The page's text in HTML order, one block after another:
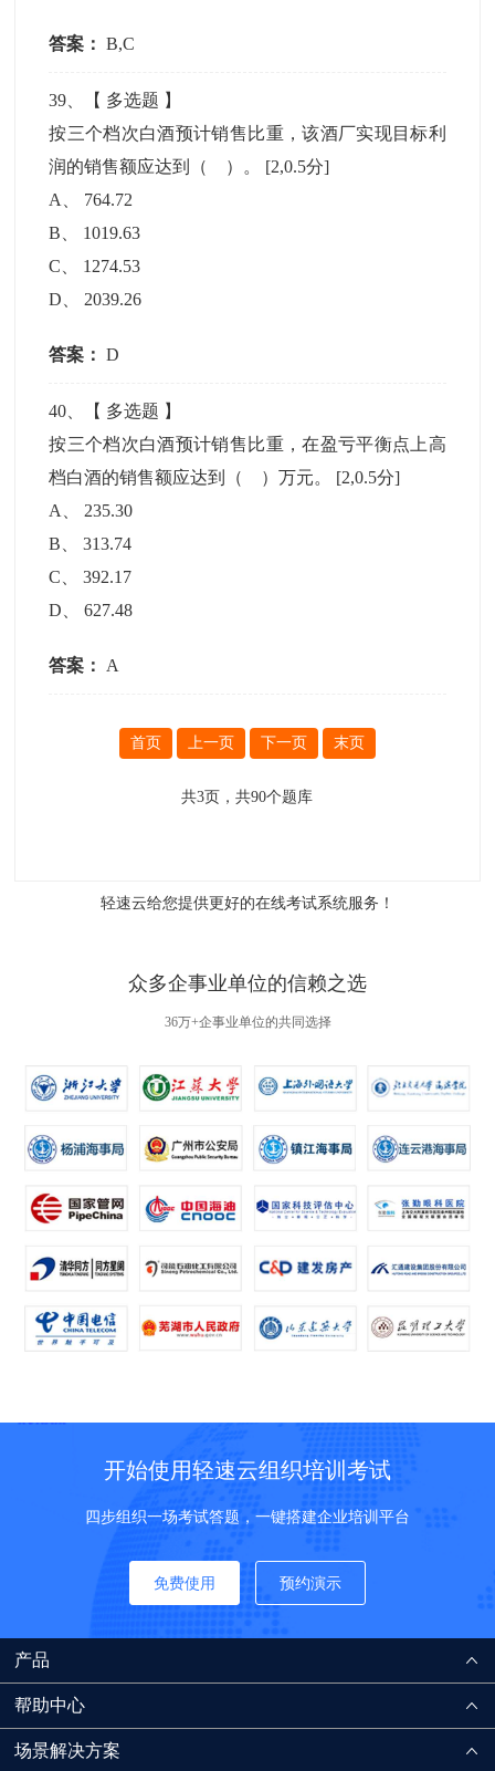
答案： B,C
39 、【 多选题 】
按三个档次白酒预计销售比重，该酒厂实现目标利
润的销售额应达到（ ）。 [2,0.5分]
A
764.72
B
1019.63
C
1274.53
D
2039.26
答案： D
40 、【 多选题 】
按三个档次白酒预计销售比重，在盈亏平衡点上高
档白酒的销售额应达到（ ）万元。 [2,0.5分]
A
235.30
B 、313.74
C 、392.17
D 、627.48
答案： A
首页 上一页 下一页 末页
共3页，共90个题库
轻速云给您提供更好的在线考试系统服务！
众多企事业单位的信赖之选
36万+企事业单位的共同选择
开始使用轻速云组织培训考试
四步组织一场考试答题，一键搭建企业培训平台
免费使用 预约演示
产品
帮助中心
场景解决方案